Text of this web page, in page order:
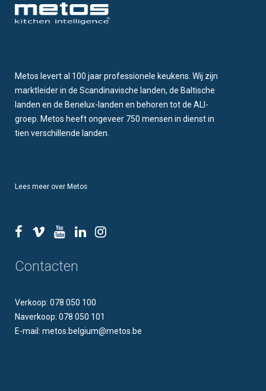
Metos levert al 100 jaar professionele keukens. Wij zijn
marktleider in de Scandinavische landen, de Baltische
landen en de Benelux-landen en behoren tot de ALI-
groep. Metos heeft ongeveer 750 mensen in dienst in
tien verschillende landen.
Lees meer over Metos
Contacten
Verkoop: 078 050 100
Naverkoop: 078 050 101
E-mail: metos.belgium@metos.be